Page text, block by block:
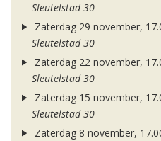
Sleutelstad 30
Zaterdag 29 november,
Sleutelstad 30
Zaterdag 22 november,
Sleutelstad 30
Zaterdag 15 november,
Sleutelstad 30
Zaterdag 8 november,